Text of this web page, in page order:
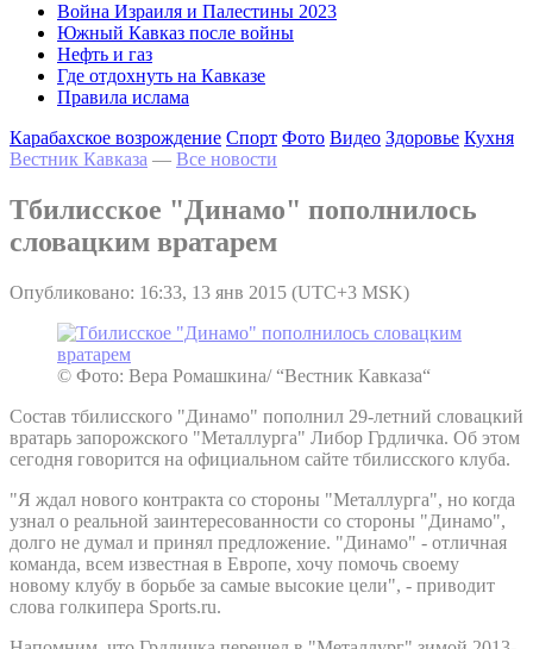
Война Израиля и Палестины 2023
Южный Кавказ после войны
Нефть и газ
Где отдохнуть на Кавказе
Правила ислама
Карабахское возрождение Спорт Фото Видео Здоровье Кухня
Вестник Кавказа — Все новости
Тбилисское "Динамо" пополнилось
словацким вратарем
Опубликовано: 16:33, 13 янв 2015 (UTC+3 MSK)
© Фото: Вера Ромашкина/ “Вестник Кавказа“
Состав тбилисского "Динамо" пополнил 29-летний словацкий
вратарь запорожского "Металлурга" Либор Грдличка. Об этом
сегодня говорится на официальном сайте тбилисского клуба.
"Я ждал нового контракта со стороны "Металлурга", но когда
узнал о реальной заинтересованности со стороны "Динамо",
долго не думал и принял предложение. "Динамо" - отличная
команда, всем известная в Европе, хочу помочь своему
новому клубу в борьбе за самые высокие цели", - приводит
слова голкипера Sports.ru.